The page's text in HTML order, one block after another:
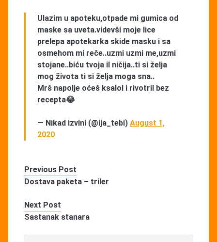
Ulazim u apoteku,otpade mi gumica od
maske sa uveta.videvši moje lice
prelepa apotekarka skide masku i sa
osmehom mi reče..uzmi uzmi me,uzmi
stojane..biću tvoja il ničija..ti si želja
mog života ti si želja moga sna..
Mrš napolje oćeš ksalol i rivotril bez
recepta😂
— Nikad izvini (@ija_tebi) August 1,
2020
Previous Post
Dostava paketa – triler
Next Post
Sastanak stanara